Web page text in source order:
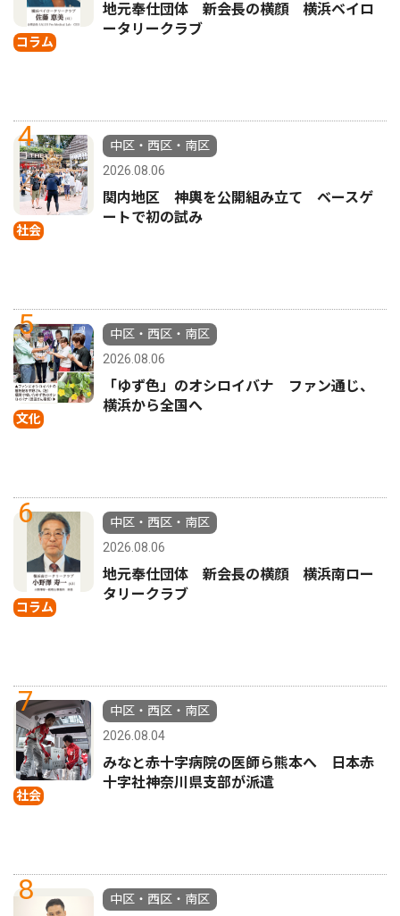
コラム
地元奉仕団体 新会長の横顔 横浜ベイロ
ータリークラブ
4
社会
中区・西区・南区
2026.08.06
関内地区 神輿を公開組み立て ベースゲ
ートで初の試み
5
文化
中区・西区・南区
2026.08.06
「ゆず色」のオシロイバナ ファン通じ、
横浜から全国へ
6
コラム
中区・西区・南区
2026.08.06
地元奉仕団体 新会長の横顔 横浜南ロー
タリークラブ
7
社会
中区・西区・南区
2026.08.04
みなと赤十字病院の医師ら熊本へ 日本赤
十字社神奈川県支部が派遣
8
中区・西区・南区